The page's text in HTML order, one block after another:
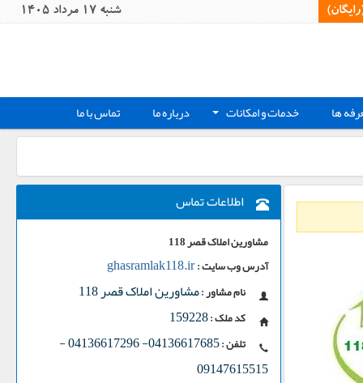
شنبه 17 مرداد 1405
ها + خدمات و امکانات درباره ما تماس با ما
اطلاعات تماس
مشاورین املاک قصر 118
آدرس وب سایت :ghasramlak118.ir
نام مشاور :مشاورین املاک قصر 118
کد ملک :159228
تلفن :04136617685- 04136617296
-
09147615515